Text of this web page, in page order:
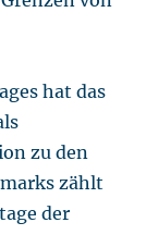
hat das
zu den
zählt
der